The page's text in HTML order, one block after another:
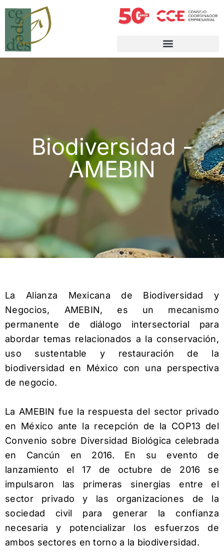
Biodiversidad -
AMEBIN
La Alianza Mexicana de Biodiversidad y
Negocios, AMEBIN, es un mecanismo
permanente de diálogo intersectorial para
abordar temas relacionados a la conservación,
uso sustentable y restauración de la
biodiversidad en México con una perspectiva
de negocio.
La AMEBIN fue la respuesta del sector privado
en México ante la recepción de la COP13 del
Convenio sobre Diversidad Biológica celebrada
en Cancún en 2016. En su evento de
lanzamiento el 17 de octubre de 2016 se
impulsaron las primeras sinergias entre el
sector privado y las organizaciones de la
sociedad civil para generar la confianza
necesaria y potencializar los esfuerzos de
ambos sectores en torno a la biodiversidad.